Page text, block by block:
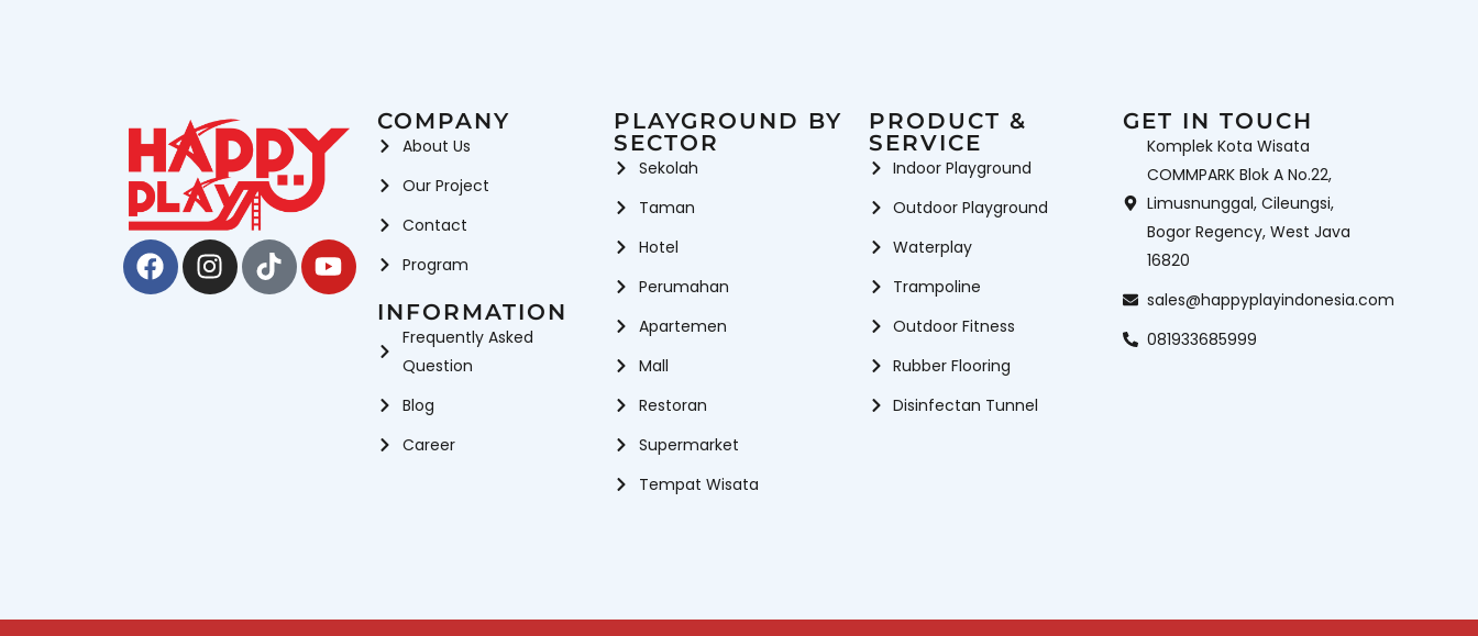
Facebook
Instagram
TiktokYoutube
COMPANY
About Us
Our Project
Contact
Program
INFORMATION
Frequently Asked
Question
Blog
Career
PLAYGROUND BY
SECTOR
Sekolah
Taman
Hotel
Perumahan
Apartemen
Mall
Restoran
Supermarket
Tempat Wisata
PRODUCT &
SERVICE
Indoor Playground
Outdoor Playground
Waterplay
Trampoline
Outdoor Fitness
Rubber Flooring
Disinfectan Tunnel
GET IN TOUCH
Komplek Kota Wisata
COMMPARK Blok A No.22,
Limusnunggal, Cileungsi,
Bogor Regency, West Java
16820
sales@happyplayindonesia.com
081933685999